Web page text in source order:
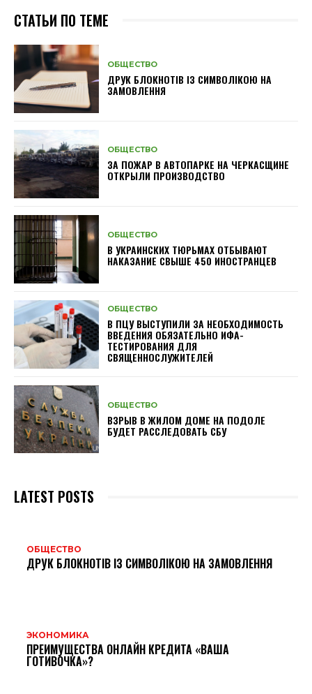
СТАТЬИ ПО ТЕМЕ
ОБЩЕСТВО
ДРУК БЛОКНОТІВ ІЗ СИМВОЛІКОЮ НА
ЗАМОВЛЕННЯ
ОБЩЕСТВО
ЗА ПОЖАР В АВТОПАРКЕ НА ЧЕРКАСЩИНЕ
ОТКРЫЛИ ПРОИЗВОДСТВО
ОБЩЕСТВО
В УКРАИНСКИХ ТЮРЬМАХ ОТБЫВАЮТ
НАКАЗАНИЕ СВЫШЕ 450 ИНОСТРАНЦЕВ
ОБЩЕСТВО
В ПЦУ ВЫСТУПИЛИ ЗА НЕОБХОДИМОСТЬ
ВВЕДЕНИЯ ОБЯЗАТЕЛЬНО ИФА-
ТЕСТИРОВАНИЯ ДЛЯ
СВЯЩЕННОСЛУЖИТЕЛЕЙ
ОБЩЕСТВО
ВЗРЫВ В ЖИЛОМ ДОМЕ НА ПОДОЛЕ
БУДЕТ РАССЛЕДОВАТЬ СБУ
LATEST POSTS
ОБЩЕСТВО
ДРУК БЛОКНОТІВ ІЗ СИМВОЛІКОЮ НА ЗАМОВЛЕННЯ
ЭКОНОМИКА
ПРЕИМУЩЕСТВА ОНЛАЙН КРЕДИТА «ВАША
ГОТИВОЧКА»?